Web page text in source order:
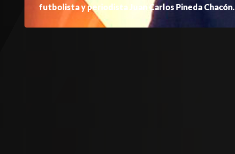
futbolista y periodista Juan Carlos Pineda Chacón.